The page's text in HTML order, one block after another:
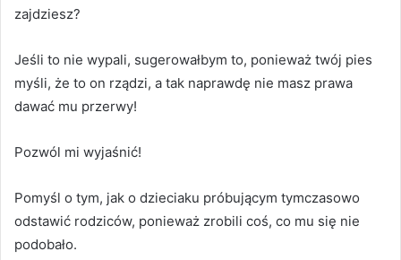
zajdziesz?
Jeśli to nie wypali, sugerowałbym to, ponieważ twój pies
myśli, że to on rządzi, a tak naprawdę nie masz prawa
dawać mu przerwy!
Pozwól mi wyjaśnić!
Pomyśl o tym, jak o dzieciaku próbującym tymczasowo
odstawić rodziców, ponieważ zrobili coś, co mu się nie
podobało.